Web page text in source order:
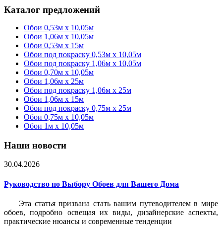
Каталог предложений
Обои 0,53м x 10,05м
Обои 1,06м х 10,05м
Обои 0,53м x 15м
Обои под покраску 0,53м x 10,05м
Обои под покраску 1,06м х 10,05м
Обои 0,70м x 10,05м
Обои 1,06м x 25м
Обои под покраску 1,06м x 25м
Обои 1,06м x 15м
Обои под покраску 0,75м x 25м
Обои 0,75м x 10,05м
Обои 1м х 10,05м
Наши новости
30.04.2026
Руководство по Выбору Обоев для Вашего Дома
Эта статья призвана стать вашим путеводителем в мире
обоев, подробно освещая их виды, дизайнерские аспекты,
практические нюансы и современные тенденции